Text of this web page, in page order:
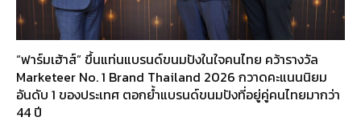
“ฟาร์มเฮ้าส์” ขึ้นแท่นแบรนด์ขนมปังในใจคนไทย คว้ารางวัล
Marketeer No. 1 Brand Thailand 2026 กวาดคะแนนนิยม
อันดับ 1 ของประเทศ ตอกย้ำแบรนด์ขนมปังที่อยู่คู่คนไทยมากว่า
44 ปี